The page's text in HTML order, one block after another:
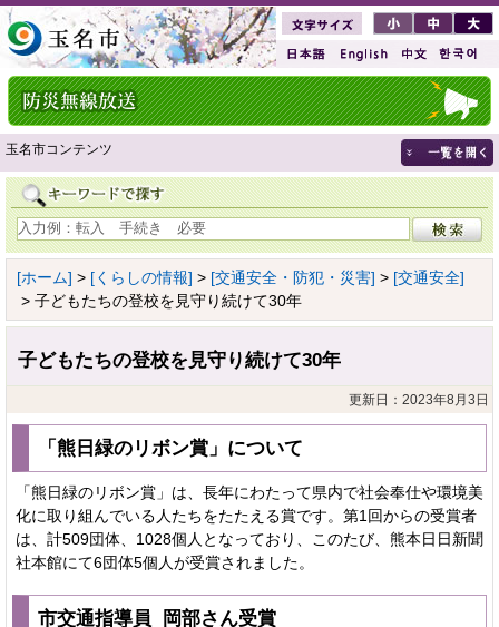
玉名市コンテンツ
[ホーム] > [くらしの情報] > [交通安全・防犯・災害] > [交通安全]
> 子どもたちの登校を見守り続けて30年
子どもたちの登校を見守り続けて30年
更新日：2023年8月3日
「熊日緑のリボン賞」について
「熊日緑のリボン賞」は、長年にわたって県内で社会奉仕や環境美
化に取り組んでいる人たちをたたえる賞です。第1回からの受賞者
は、計509団体、1028個人となっており、このたび、熊本日日新聞
社本館にて6団体5個人が受賞されました。
市交通指導員 岡部さん受賞